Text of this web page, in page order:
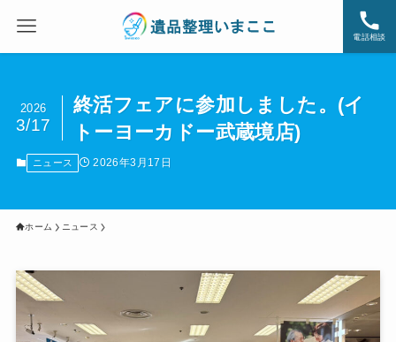
電話相談
終活フェアに参加しました。(イ
トーヨーカドー武蔵境店)
2026
3/17
ニュース 2026年3月17日
ホーム ニュース